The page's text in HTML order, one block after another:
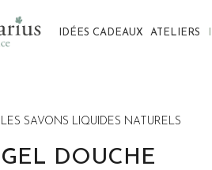
IDÉES CADEAUX ATELIERS
LES SAVONS LIQUIDES NATURELS
GEL DOUCHE